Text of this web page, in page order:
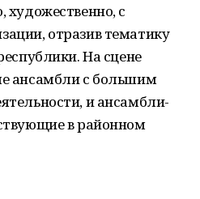
художественно, с
отразив тематику
На сцене
ансамбли с большим
и ансамбли-
в районном